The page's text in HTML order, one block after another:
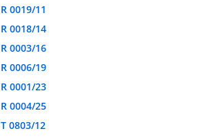
R 0019/11
R 0018/14
R 0003/16
R 0006/19
R 0001/23
R 0004/25
T 0803/12